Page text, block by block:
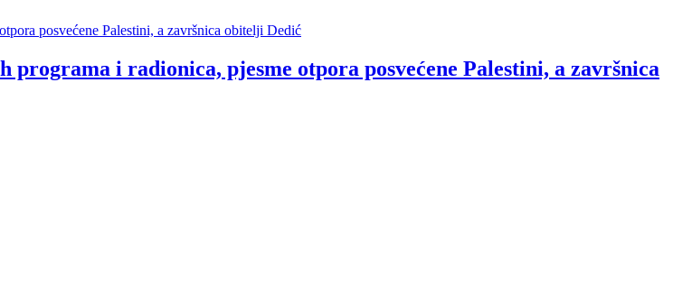
i radionica, pjesme otpora posvećene Palestini, a završnica